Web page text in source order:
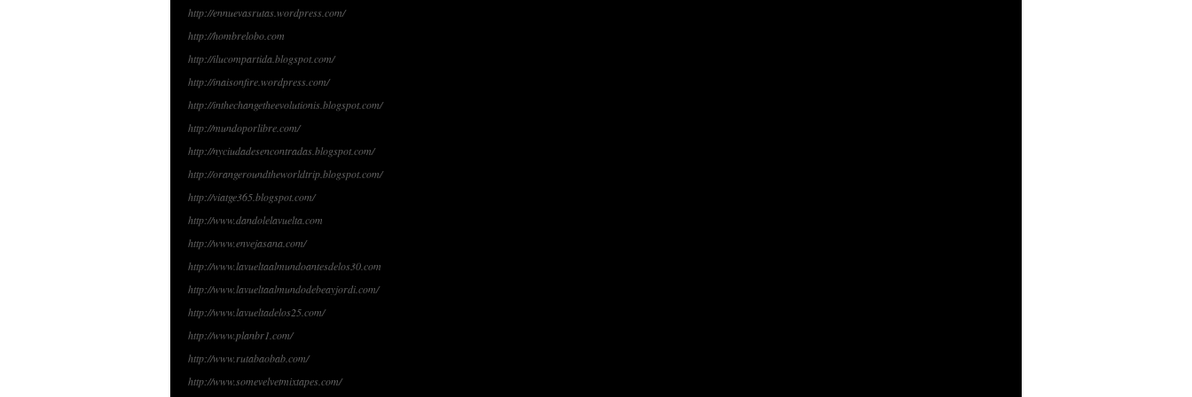
http://ennuevasrutas.wordpress.com/
http://hombrelobo.com
http://ilucompartida.blogspot.com/
http://inaisonfire.wordpress.com/
http://inthechangetheevolutionis.blogspot.com/
http://mundoporlibre.com/
http://nyciudadesencontradas.blogspot.com/
http://orangeroundtheworldtrip.blogspot.com/
http://viatge365.blogspot.com/
http://www.dandolelavuelta.com
http://www.envejasana.com/
http://www.lavueltaalmundoantesdelos30.com
http://www.lavueltaalmundodebeayjordi.com/
http://www.lavueltadelos25.com/
http://www.planbr1.com/
http://www.rutabaobab.com/
http://www.somevelvetmixtapes.com/